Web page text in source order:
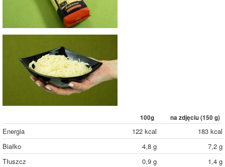
100g na zdjęciu (150 g)
Energia 122 kcal
183 kcal
Białko
4,8 g
7,2 g
Tłuszcz
0,9 g
1,4 g